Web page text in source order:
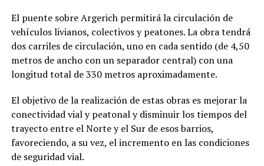
El puente sobre Argerich permitirá la circulación de
vehículos livianos, colectivos y peatones. La obra tendrá
dos carriles de circulación, uno en cada sentido (de 4,50
metros de ancho con un separador central) con una
longitud total de 330 metros aproximadamente.
El objetivo de la realización de estas obras es mejorar la
conectividad vial y peatonal y disminuir los tiempos del
trayecto entre el Norte y el Sur de esos barrios,
favoreciendo, a su vez, el incremento en las condiciones
de seguridad vial.